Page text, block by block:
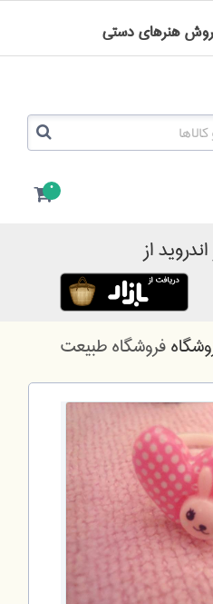
0
هنرهای دستی
از
فروشگاه طبیعت